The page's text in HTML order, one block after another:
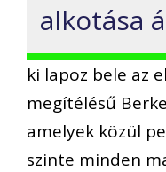
alkotása
ki lapoz bele az
megítélésű
amelyek közül
szinte minden